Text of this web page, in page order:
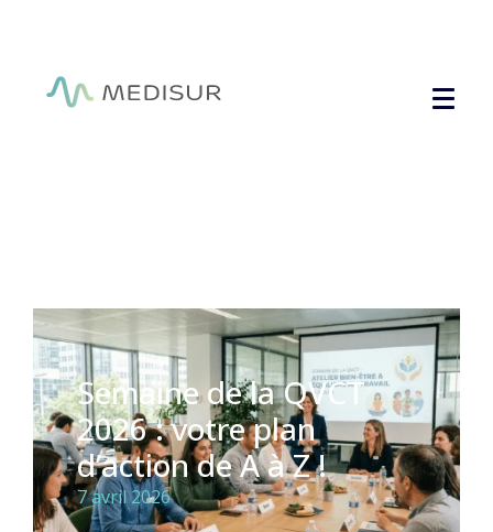
Semaine de la QVCT
2026 : votre plan
d’action de A à Z !
7 avril 2026